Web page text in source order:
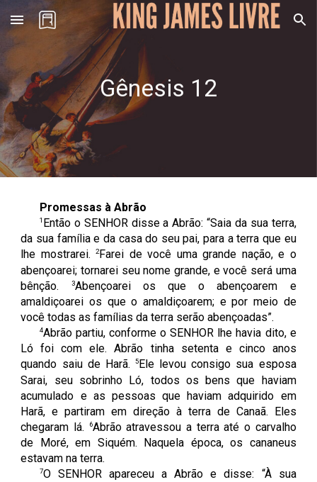
Skip to main content Skip to navigation
Gênesis 1 2
Promessas à Abrão
1 Então o SENHOR disse a Abrão: “Saia da sua terra,
da sua família e da casa do seu pai, para a terra que eu
lhe mostrarei.2Farei de você uma grande nação, e o
abençoarei; tornarei seu nome grande, e você será uma
bênção.
3Abençoarei os que o abençoarem e
amaldiçoarei os que o amaldiçoarem; e por meio de
você todas as famílias da terra serão abençoadas”.
4Abrão partiu, conforme o SENHOR lhe havia dito, e
Ló foi com ele. Abrão tinha setenta e cinco anos
quando saiu de Harã.
5 Ele levou consigo sua esposa
Sarai, seu sobrinho Ló, todos os bens que haviam
acumulado e as pessoas que haviam adquirido em
Harã, e partiram em direção à terra de Canaã. Eles
chegaram lá.
6Abrão atravessou a terra até o carvalho
de Moré, em Siquém. Naquela época, os cananeus
estavam na terra.
7O SENHOR apareceu a Abrão e disse: “À sua